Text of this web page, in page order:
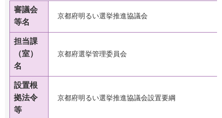
審議会
等名
京都府明るい選挙推進協議会
担当課
（室）
名
京都府選挙管理委員会
設置根
拠法令
等
京都府明るい選挙推進協議会設置要綱